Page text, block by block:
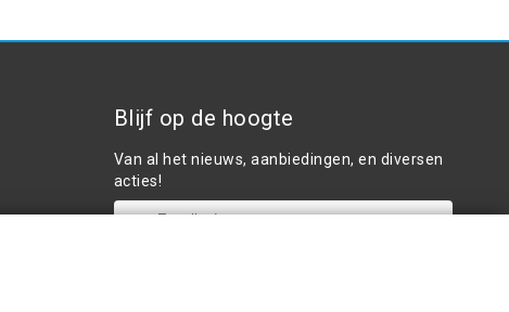
Blijf op de hoogte
Van al het nieuws, aanbiedingen, en diversen
acties!